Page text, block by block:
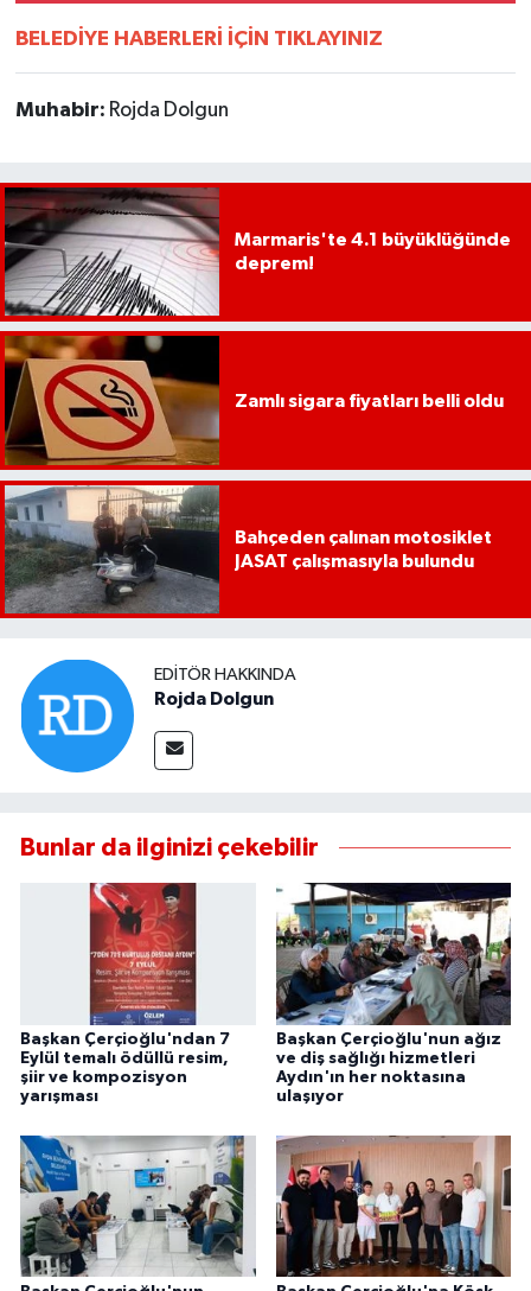
BELEDİYE HABERLERİ İÇİN TIKLAYINIZ
Muhabir: Rojda Dolgun
Marmaris'te 4.1 büyüklüğünde
deprem!
Zamlı sigara fiyatları belli oldu
Bahçeden çalınan motosiklet
JASAT çalışmasıyla bulundu
EDITÖR HAKKINDA
Rojda Dolgun
Bunlar da ilginizi çekebilir
Başkan Çerçioğlu'ndan 7
Eylül temalı ödüllü resim,
şiir ve kompozisyon
yarışması
Başkan Çerçioğlu'nun ağız
ve diş sağlığı hizmetleri
Aydın'ın her noktasına
ulaşıyor